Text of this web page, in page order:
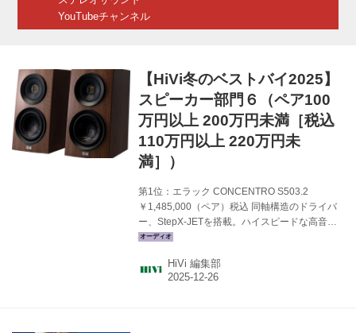
YouTubeチャンネル
【HiVi冬のベストバイ2025】
スピーカー部門６（ペア100
万円以上 200万円未満［税込
110万円以上 220万円未
満］）
第1位：エラック CONCENTRO S503.2
￥1,485,000（ペア）税込 同軸構造のドライバ
ー、StepX-JETを搭載。ハイスピードな高音と
それに負けないレスポンスを誇る低音に脱帽し
ネルギーを低歪みで再現できる。巧みな位相管
理による定位の確かさとスケール感が素晴らし
HiVi 編集部